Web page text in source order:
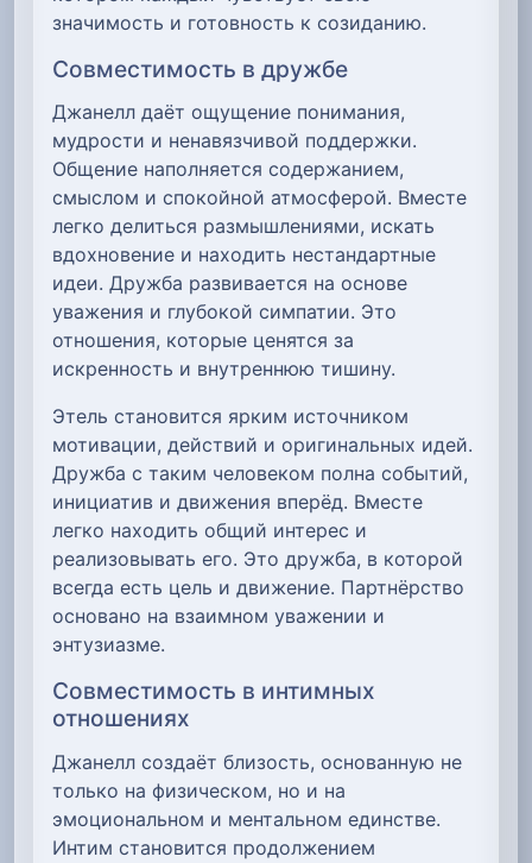
значимость и готовность к созиданию.
Совместимость в дружбе
Джанелл даёт ощущение понимания,
мудрости и ненавязчивой поддержки.
Общение наполняется содержанием,
смыслом и спокойной атмосферой. Вместе
легко делиться размышлениями, искать
вдохновение и находить нестандартные
идеи. Дружба развивается на основе
уважения и глубокой симпатии. Это
отношения, которые ценятся за
искренность и внутреннюю тишину.
Этель становится ярким источником
мотивации, действий и оригинальных идей.
Дружба с таким человеком полна событий,
инициатив и движения вперёд. Вместе
легко находить общий интерес и
реализовывать его. Это дружба, в которой
всегда есть цель и движение. Партнёрство
основано на взаимном уважении и
энтузиазме.
Совместимость в интимных
отношениях
Джанелл создаёт близость, основанную не
только на физическом, но и на
эмоциональном и ментальном единстве.
Интим становится продолжением